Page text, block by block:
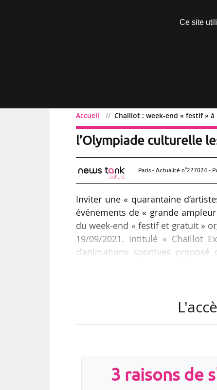
Accueil Chaillot : week-end « festif » à
Chaillot : week-end «
l’Olympiade culturelle
Paris - Actualité n°227024 -
Inviter une « quarantaine
événements de « grande
du week-end « festif et gratuit »
19/09/2021. Intitulé « Chaillot
d’animations sportives
La programmation du week-
3 raisons de
Ce site